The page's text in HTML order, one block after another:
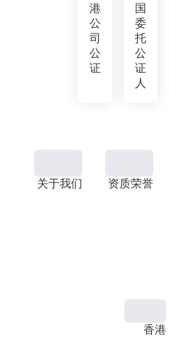
港
公
司
公
证
国
委
托
公
证
人
关于我们 资质荣誉
香港